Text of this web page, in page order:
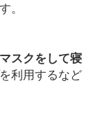
。
スクをして寝
を利用するなど